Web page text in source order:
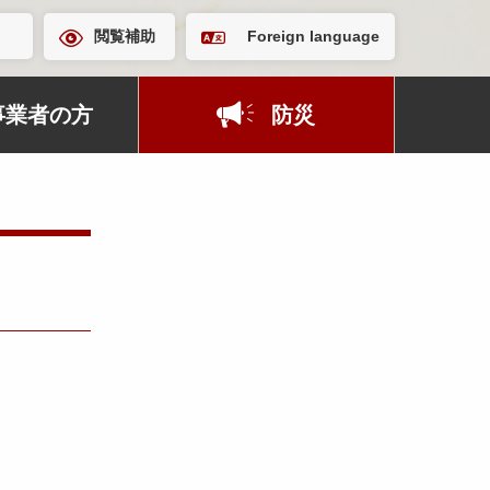
閲覧補助 Foreign language
業者の方 防災